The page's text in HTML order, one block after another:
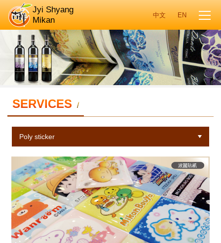
Jyi Shyang
Mikan
SERVICES /
Poly sticker